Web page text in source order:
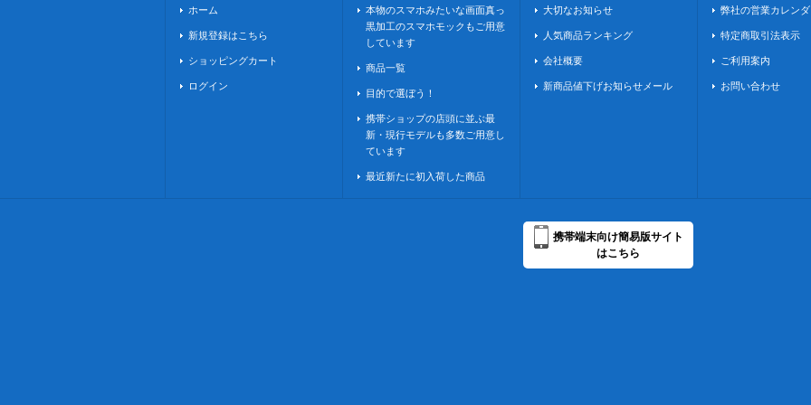
ホーム
新規登録はこちら
ショッピングカート
ログイン
本物のスマホみたいな画面真っ
黒加工のスマホモックもご用意
しています
商品一覧
目的で選ぼう！
携帯ショップの店頭に並ぶ最
新・現行モデルも多数ご用意し
ています
最近新たに初入荷した商品
大切なお知らせ
人気商品ランキング
会社概要
新商品値下げお知らせメール
弊社の営業カレン
特定商取引法表示
ご利用案内
お問い合わせ
携帯端末向け簡易版サイト
はこちら